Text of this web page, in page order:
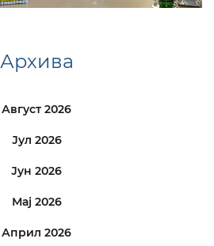
Архива
Август 2026
Јул 2026
Јун 2026
Мај 2026
Април 2026